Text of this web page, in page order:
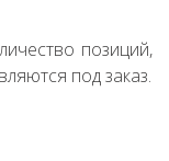
позиций,
под заказ.